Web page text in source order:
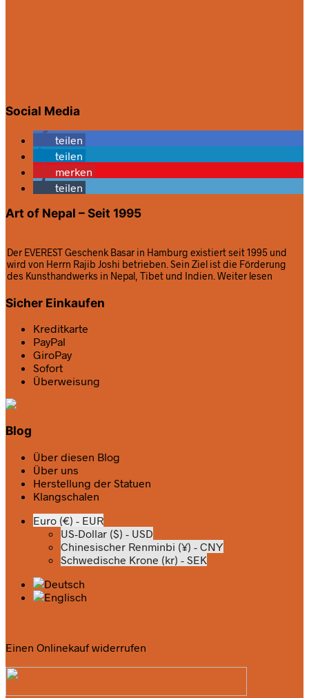
Social Media
teilen
teilen
merken
teilen
Art of Nepal – Seit 1995
Der EVEREST Geschenk Basar in Hamburg existiert seit 1995 und
wird von Herrn Rajib Joshi betrieben. Sein Ziel ist die Förderung
des Kunsthandwerks in Nepal, Tibet und Indien. Weiter lesen
Sicher Einkaufen
Kreditkarte
PayPal
GiroPay
Sofort
Überweisung
Blog
Über diesen Blog
Über uns
Herstellung der Statuen
Klangschalen
Euro (€) - EUR
US-Dollar ($) - USD
Chinesischer Renminbi (¥) - CNY
Schwedische Krone (kr) - SEK
Einen Onlinekauf widerrufen